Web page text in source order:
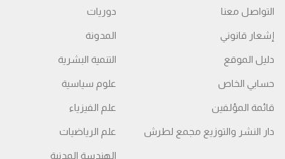
التواصل معنا
إشعار قانوني
دليل الموقع
حسابي الخاص
قائمة المؤلفين
دار النشر والتوزيع مجمع لطرش
دوريات
المدونة
التنمية البشرية
علوم سياسية
علم الفيزياء
علم الرياضيات
الهندسة المدنية